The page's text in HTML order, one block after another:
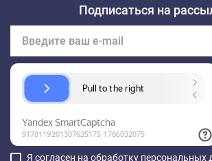
Подписаться на
Я согласен на обработку персональных